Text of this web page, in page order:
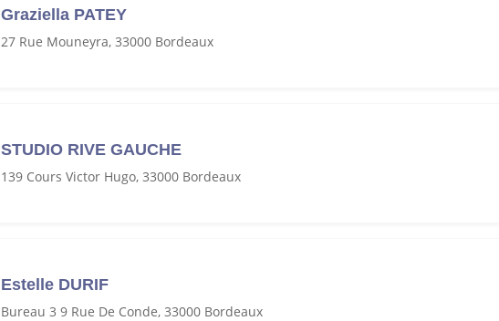
Graziella PATEY
27 Rue Mouneyra, 33000 Bordeaux
STUDIO RIVE GAUCHE
139 Cours Victor Hugo, 33000 Bordeaux
Estelle DURIF
Bureau 3 9 Rue De Conde, 33000 Bordeaux